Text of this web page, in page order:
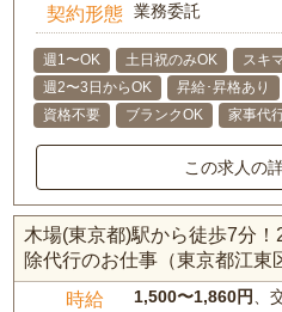
契約形態 業務委託
週1〜OK 土日祝のみOK
スキ
週2〜3日からOK
昇給･昇格あり
資格不要
ブランクOK 家事代
この求人の
木場(東京都)駅から徒歩7分
除代行のお仕事（東京都江東
時給 1,500〜1,860円、